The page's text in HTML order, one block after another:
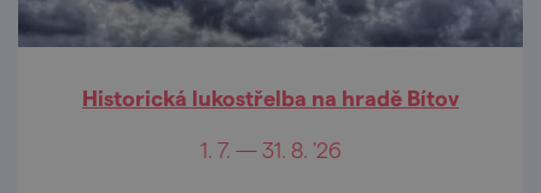
Historická lukostřelba na hradě Bítov
1. 7. — 31. 8. '26